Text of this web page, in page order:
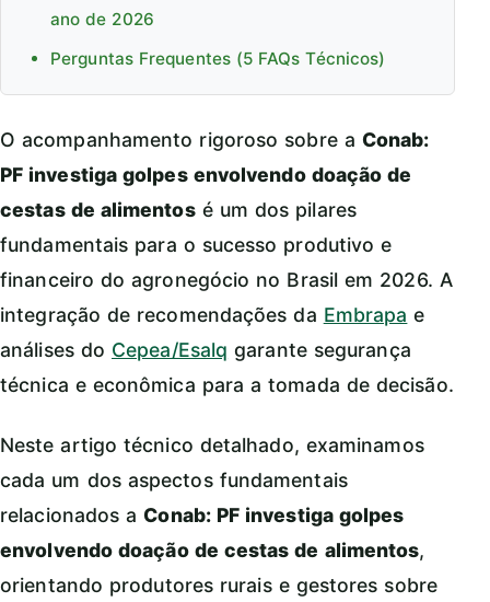
ano de 2026
Perguntas Frequentes (5 FAQs Técnicos)
O acompanhamento rigoroso sobre a Conab:
PF investiga golpes envolvendo doação de
cestas de alimentosé um dos pilares
fundamentais para o sucesso produtivo e
financeiro do agronegócio no Brasil em 2026. A
integração de recomendações da Embrapa e
análises do Cepea/Esalq garante segurança
técnica e econômica para a tomada de decisão.
Neste artigo técnico detalhado, examinamos
cada um dos aspectos fundamentais
relacionados aConab: PF investiga golpes
envolvendo doação de cestas de alimentos,
orientando produtores rurais e gestores sobre